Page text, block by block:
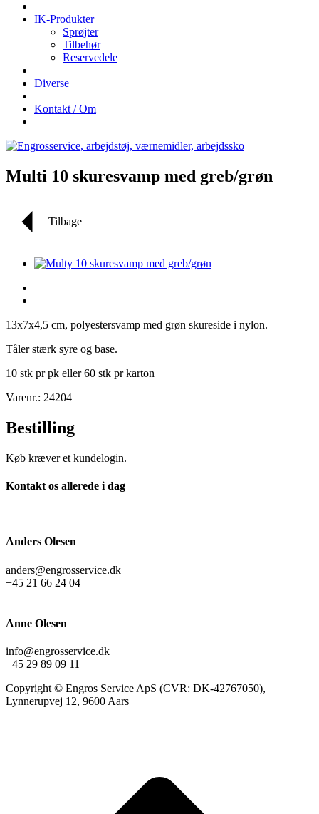
IK-Produkter
Sprøjter
Tilbehør
Reservedele
Diverse
Kontakt / Om
Multi 10 skuresvamp med greb/grøn
Tilbage
13x7x4,5 cm, polyestersvamp med grøn skureside i nylon.
Tåler stærk syre og base.
10 stk pr pk eller 60 stk pr karton
Varenr.: 24204
Bestilling
Køb kræver et kundelogin.
Kontakt os allerede i dag
Anders Olesen
anders@engrosservice.dk
+45 21 66 24 04
Anne Olesen
info@engrosservice.dk
+45 29 89 09 11
Copyright © Engros Service ApS (CVR: DK-42767050),
Lynnerupvej 12, 9600 Aars